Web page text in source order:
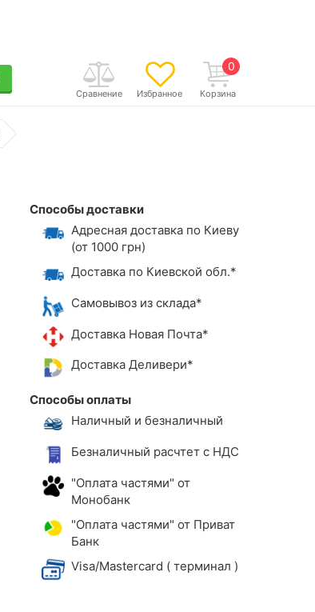
0
Корзина
Избранное
Сравнение
Способы доставки
Адресная доставка по Киеву
(от 1000 грн)
Доставка по Киевской обл.*
Самовывоз из склада*
Доставка Новая Почта*
Доставка Деливери*
Способы оплаты
Наличный и безналичный
Безналичный расчтет с НДС
"Оплата частями" от
Монобанк
"Оплата частями" от Приват
Банк
Visa/Mastercard ( терминал )